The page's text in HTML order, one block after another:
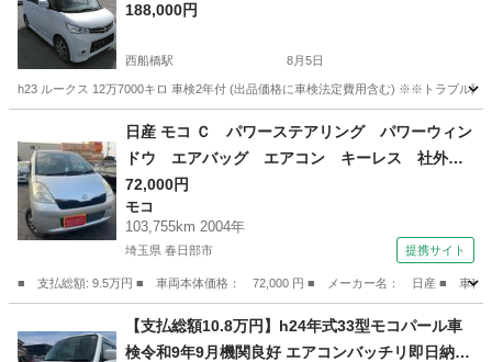
188,000円
西船橋駅 8月5日
h23 ルークス 12万7000キロ 車検2年付 (出品価格に車検法定費用含む) ※※トラブ
西船橋駅
日産 モコ Ｃ パワーステアリング パワーウィン
ドウ エアバッグ エアコン キーレス 社外ナ
ビ ＣＤ ＤＶＤ ＥＴＣ 社外ＡＷ （検9.12）
72,000円
モコ
103,755km 2004年
埼玉県 春日部市 提携サイト
■ 支払総額: 9.5万円 ■ 車両本体価格： 72,000 円 ■ メーカー名： 日産 ■ 車
モコ
【支払総額10.8万円】h24年式33型モコパール車
検令和9年9月機関良好 エアコンバッチリ即日納車